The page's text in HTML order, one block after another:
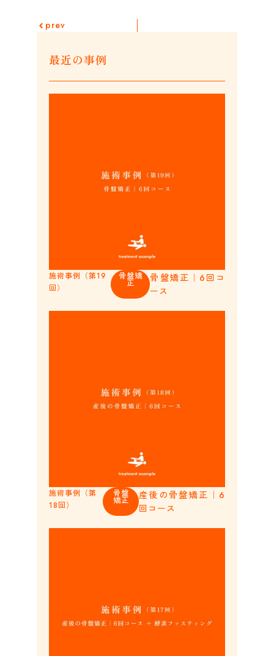
prev
最近の事例
施術事例（第19
回）
骨盤矯
正
骨盤矯正｜6回コ
ース
施術事例（第
18回）
骨盤
矯正
産後の骨盤矯正｜6
回コース